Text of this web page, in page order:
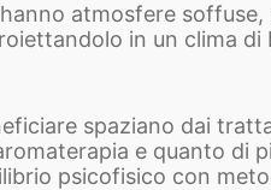
hanno atmosfere
in un clima
spaziano dai
e quanto di
psicofisico con